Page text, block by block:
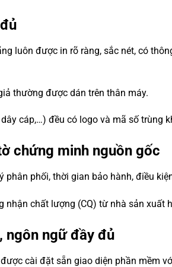
luôn được in rõ ràng, sắc nét, có
thường được dán trên thân máy.
cáp,…) đều có logo và mã số trùng
chứng minh nguồn gốc
phối, thời gian bảo hành, điều
nhận chất lượng (CQ) từ nhà sản
ngôn ngữ đầy đủ
cài đặt sẵn giao diện phần mềm